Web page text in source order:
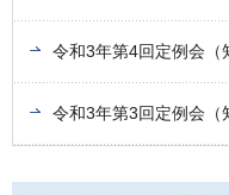
令和3年第4回定例会（
令和3年第3回定例会（